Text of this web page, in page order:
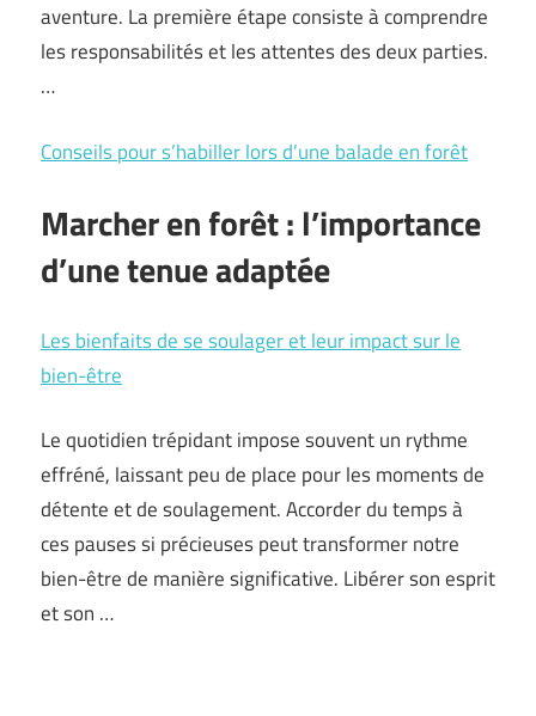
aventure. La première étape consiste à comprendre
les responsabilités et les attentes des deux parties.
…
Conseils pour s’habiller lors d’une balade en forêt
Marcher en forêt : l’importance
d’une tenue adaptée
Les bienfaits de se soulager et leur impact sur le
bien-être
Le quotidien trépidant impose souvent un rythme
effréné, laissant peu de place pour les moments de
détente et de soulagement. Accorder du temps à
ces pauses si précieuses peut transformer notre
bien-être de manière significative. Libérer son esprit
et son …